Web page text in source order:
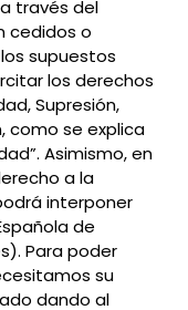
través del
cedidos o
supuestos
los derechos
Supresión,
como se explica
Asimismo, en
a la
interponer
de
Para poder
su
dando al